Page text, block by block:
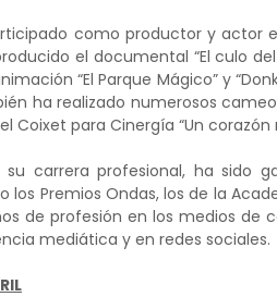
como productor y actor
el documental “El culo
“El Parque Mágico” y
ha realizado numerosos
Coixet para Cinergía “Un
carrera profesional, ha sido
los Premios Ondas, los de la
de profesión en los medios de
mediática y en redes sociales.